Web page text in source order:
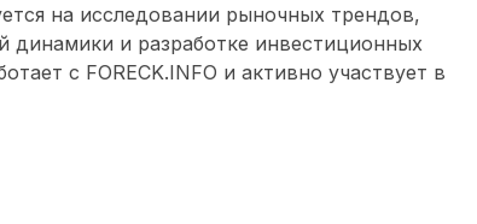
на исследовании рыночных трендов,
динамики и разработке инвестиционных
с FORECK.INFO и активно участвует в